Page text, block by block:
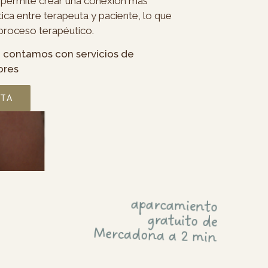
entre terapeuta y paciente, lo que
terapéutico.
con servicios de
aparcamiento
gratuito de
Mercadona a 2 min